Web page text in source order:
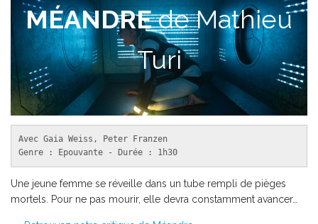
MÉANDREdeMathieu
Turi
Avec Gaia Weiss, Peter Franzen
Genre : Epouvante - Durée : 1h30
Une jeune femme se réveille dans un tube rempli de pièges
mortels. Pour ne pas mourir, elle devra constamment avancer…